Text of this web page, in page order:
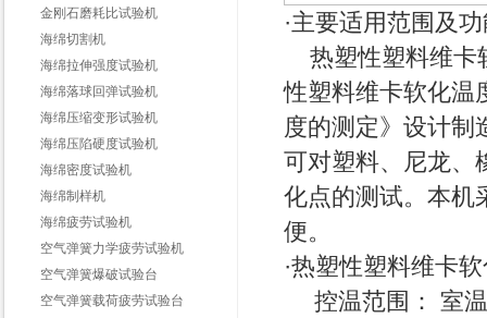
金刚石磨耗比试验机
海绵切割机
海绵拉伸强度试验机
海绵落球回弹试验机
海绵压缩变形试验机
海绵压陷硬度试验机
海绵密度试验机
海绵制样机
海绵疲劳试验机
空气弹簧力学疲劳试验机
空气弹簧爆破试验台
空气弹簧载荷疲劳试验台
·主要适用范围及
热塑性塑料维卡
性塑料维卡软化温
度的测定》设计制
可对塑料、尼龙、
化点的测试。本机
便。
·热塑性塑料维卡
控温范围： 室